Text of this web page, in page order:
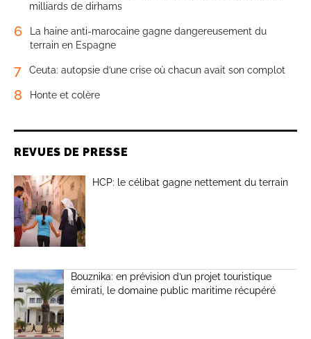
milliards de dirhams
6
La haine anti-marocaine gagne dangereusement du
terrain en Espagne
7 Ceuta: autopsie d’une crise où chacun avait son complot
8 Honte et colère
REVUES DE PRESSE
HCP: le célibat gagne nettement du terrain
Bouznika: en prévision d’un projet touristique
émirati, le domaine public maritime récupéré